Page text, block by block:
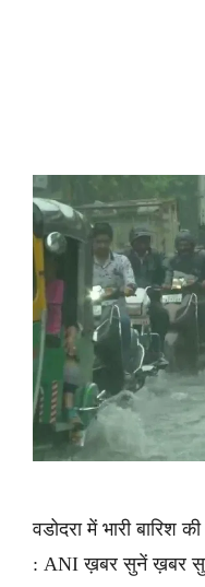
वडोदरा में भारी बारिश
: ANI ख़बर सुनें ख़बर